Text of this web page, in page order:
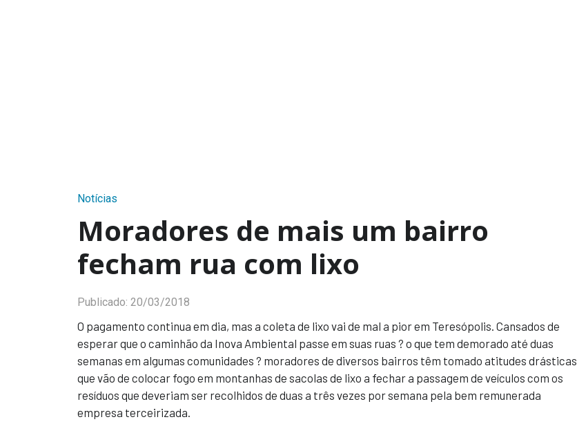
Notícias
Moradores de mais um bairro
fecham rua com lixo
Publicado: 20/03/2018
O pagamento continua em dia, mas a coleta de lixo vai de mal a pior em Teresópolis. Cansados de
esperar que o caminhão da Inova Ambiental passe em suas ruas ? o que tem demorado até duas
semanas em algumas comunidades ? moradores de diversos bairros têm tomado atitudes drásticas
que vão de colocar fogo em montanhas de sacolas de lixo a fechar a passagem de veículos com os
resíduos que deveriam ser recolhidos de duas a três vezes por semana pela bem remunerada
empresa terceirizada.